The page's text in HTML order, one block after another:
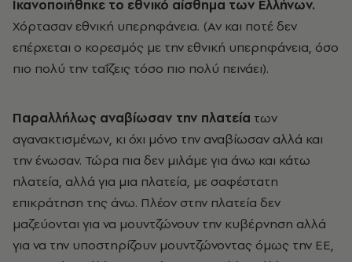
Ικανοποιήθηκε το εθνικό αίσθημα των Ελλήνων.
Χόρτασαν εθνική υπερηφάνεια. (Αν και ποτέ δεν
επέρχεται ο κορεσμός με την εθνική υπερηφάνεια, όσο
πιο πολύ την ταΐζεις τόσο πιο πολύ πεινάει).
Παραλλήλως αναβίωσαν την πλατεία των
αγανακτισμένων, κι όχι μόνο την αναβίωσαν αλλά και
την ένωσαν. Τώρα πια δεν μιλάμε για άνω και κάτω
πλατεία, αλλά για μια πλατεία, με σαφέστατη
επικράτηση της άνω. Πλέον στην πλατεία δεν
μαζεύονται για να μουντζώνουν την κυβέρνηση αλλά
για να την υποστηρίζουν μουντζώνοντας όμως την ΕΕ,